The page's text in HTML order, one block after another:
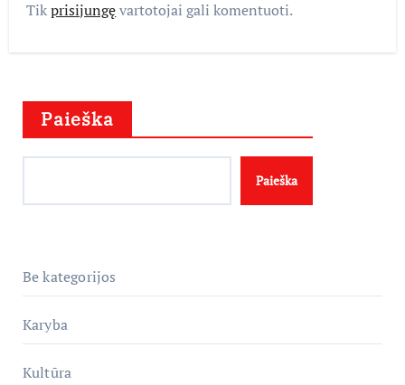
Tikprisijungęvartotojai gali komentuoti.
Paieška
Paieška
Be kategorijos
Karyba
Kultūra